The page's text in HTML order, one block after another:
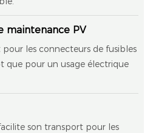
maintenance PV
les connecteurs de fusibles
pour un usage électrique
son transport pour les